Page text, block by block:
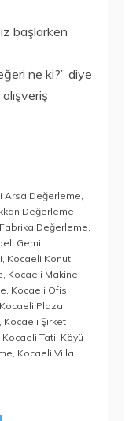
başlarken
ne ki?” diye
Arsa Değerleme,
Değerleme,
Değerleme,
Gemi
, Kocaeli Konut
, Kocaeli Makine
, Kocaeli Ofis
Kocaeli Plaza
, Kocaeli Şirket
Kocaeli Tatil Köyü
, Kocaeli Villa